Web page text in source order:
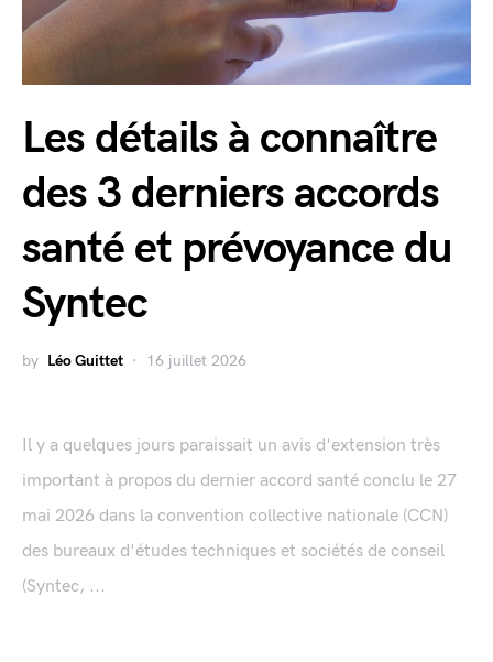
Les détails à connaître
des 3 derniers accords
santé et prévoyance du
Syntec
by Léo Guittet 16 juillet 2026
Il y a quelques jours paraissait un avis d'extension très
important à propos du dernier accord santé conclu le 27
mai 2026 dans la convention collective nationale (CCN)
des bureaux d'études techniques et sociétés de conseil
(Syntec, ...